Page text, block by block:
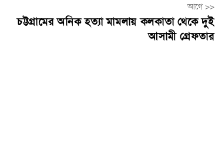
আগে >>
চট্টগ্রামের অনিক হত্যা মামলায় কলকাতা থেকে দুই
আসামী গ্রেফতার